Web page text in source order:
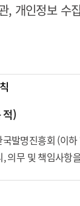
, 개인정보 수
적)
발명진흥회 (이
, 의무 및 책임사항
)